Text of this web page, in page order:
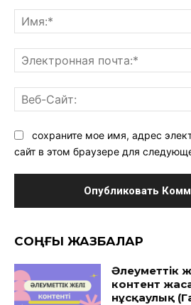
сохраните мое имя, адрес
сайт в этом браузере для
CОҢҒЫ ЖАЗБАЛАР
Әлеуметтік
контент
нұсқаулық